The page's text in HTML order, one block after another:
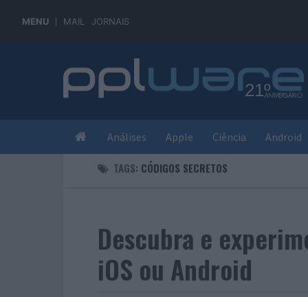
MENU MAIL JORNAIS
Análises Apple Ciência Android
TAGS: CÓDIGOS SECRETOS
Descubra e
iOS ou Android